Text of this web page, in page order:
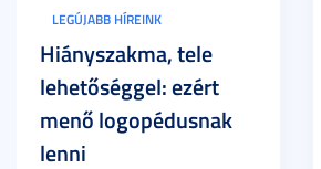
LEGÚJABB HÍREINK
Hiányszakma, tele
lehetőséggel: ezért
menő logopédusnak
lenni